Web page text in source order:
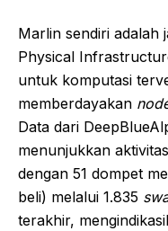
Marlin sendiri adalah
Physical
untuk komputasi
memberdayakan
Data dari
menunjukkan
dengan 51 dompet
beli) melalui 1.835
terakhir,